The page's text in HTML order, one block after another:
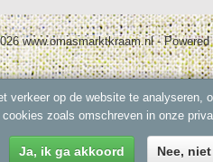
www.omasmarktkraam.nl - Powered
op de website te
zoals omschreven in onze
Ja, ik ga akkoord Nee,